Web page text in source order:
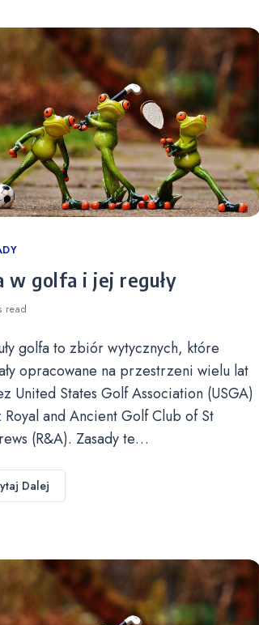
w golfa i jej reguły
read
golfa to zbiór wytycznych, które
opracowane na przestrzeni wielu lat
United States Golf Association (USGA)
Royal and Ancient Golf Club of St
(R&A). Zasady te…
Dalej